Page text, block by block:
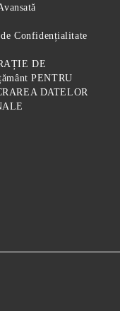
Confidențialitate
DE
PENTRU
DATELOR